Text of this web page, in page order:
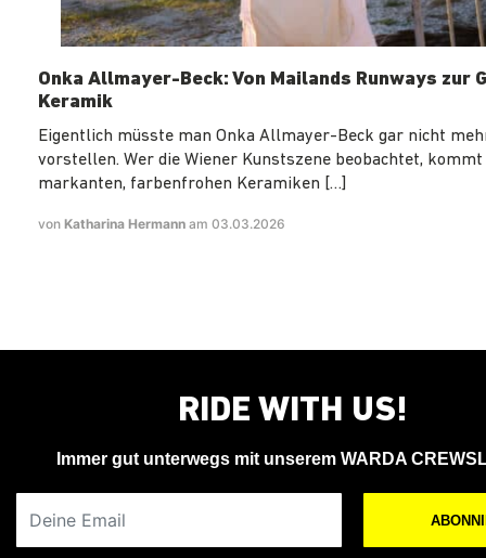
Onka Allmayer-Beck: Von Mailands Runways zur
Keramik
Eigentlich müsste man Onka Allmayer-Beck gar nicht
vorstellen. Wer die Wiener Kunstszene beobachtet,
markanten, farbenfrohen Keramiken […]
von Katharina Hermann am 03.03.2026
RIDE WITH US!
Immer gut unterwegs mit unserem WARDA